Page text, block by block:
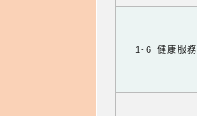
1-6 健康服務